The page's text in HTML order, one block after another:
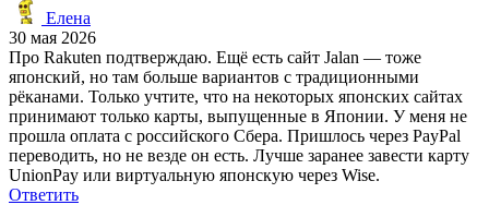
Елена
30 мая 2026
Про Rakuten подтверждаю. Ещё есть сайт Jalan — тоже
японский, но там больше вариантов с традиционными
рёканами. Только учтите, что на некоторых японских сайтах
принимают только карты, выпущенные в Японии. У меня не
прошла оплата с российского Сбера. Пришлось через PayPal
переводить, но не везде он есть. Лучше заранее завести карту
UnionPay или виртуальную японскую через Wise.
Ответить